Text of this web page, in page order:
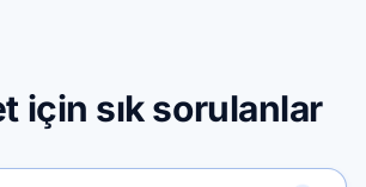
için sık sorulanlar